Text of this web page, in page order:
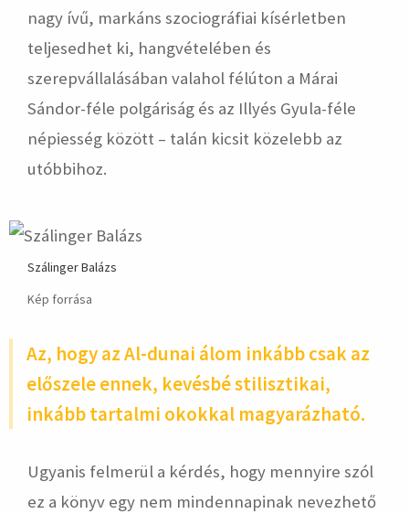
nagy ívű, markáns szociográfiai kísérletben
teljesedhet ki, hangvételében és
szerepvállalásában valahol félúton a Márai
Sándor-féle polgáriság és az Illyés Gyula-féle
népiesség között – talán kicsit közelebb az
utóbbihoz.
Szálinger Balázs
Kép forrása
Az, hogy az Al-dunai álom inkább csak az
előszele ennek, kevésbé stilisztikai,
inkább tartalmi okokkal magyarázható.
Ugyanis felmerül a kérdés, hogy mennyire szól
ez a könyv egy nem mindennapinak nevezhető